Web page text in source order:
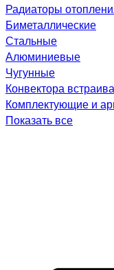
Радиаторы
Биметаллические
Стальные
Алюминиевые
Чугунные
Конвектора
Комплектующие и
Показать все